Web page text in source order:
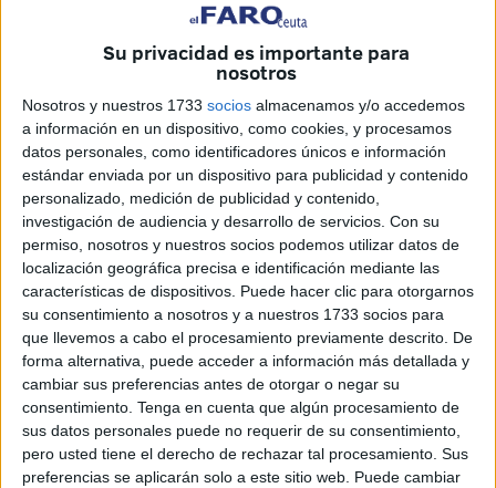
Su privacidad es importante para
nosotros
Nosotros y nuestros 1733 socios almacenamos y/o accedemos
a información en un dispositivo, como cookies, y procesamos
datos personales, como identificadores únicos e información
estándar enviada por un dispositivo para publicidad y contenido
personalizado, medición de publicidad y contenido,
investigación de audiencia y desarrollo de servicios. Con su
permiso, nosotros y nuestros socios podemos utilizar datos de
localización geográfica precisa e identificación mediante las
características de dispositivos. Puede hacer clic para otorgarnos
su consentimiento a nosotros y a nuestros 1733 socios para
que llevemos a cabo el procesamiento previamente descrito. De
forma alternativa, puede acceder a información más detallada y
cambiar sus preferencias antes de otorgar o negar su
consentimiento. Tenga en cuenta que algún procesamiento de
sus datos personales puede no requerir de su consentimiento,
pero usted tiene el derecho de rechazar tal procesamiento. Sus
preferencias se aplicarán solo a este sitio web. Puede cambiar
Hanan Alcalde, que se enfrentó hace unos días
los medios de comunicación por los comentarios sobre
Según ha informado la organización, lascomunicaciones
a bordo fueron deshabilitadas remotamente, obligando
al capitán a realizar unamaniobra evasiva de
emergenciapara evitar una colisión frontal.
Además, se reportó que el mismo buque realizó una
acción similar contra el barco 'Sirius', poniendo en
grave riesgo a los más de 500 voluntarios que forman
parte de esta expedición internacional. La organización
calificó estos actos como“maniobras temerarias e
intimidatorias”y recordó que“interferir en nuestro paso
es ilegal, y cualquier ataque o intercepción constituye
un crimen de guerra”.